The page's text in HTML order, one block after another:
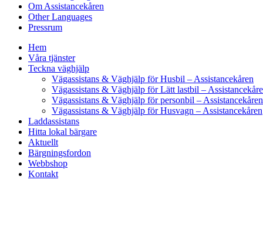
Om Assistancekåren
Other Languages
Pressrum
Hem
Våra tjänster
Teckna väghjälp
Vägassistans & Väghjälp för Husbil – Assistancekåren
Vägassistans & Väghjälp för Lätt lastbil –
Vägassistans & Väghjälp för personbil – Assistancekåren
Vägassistans & Väghjälp för Husvagn – Assistancekåren
Laddassistans
Hitta lokal bärgare
Aktuellt
Bärgningsfordon
Webbshop
Kontakt